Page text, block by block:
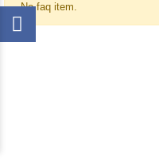
No faq item.